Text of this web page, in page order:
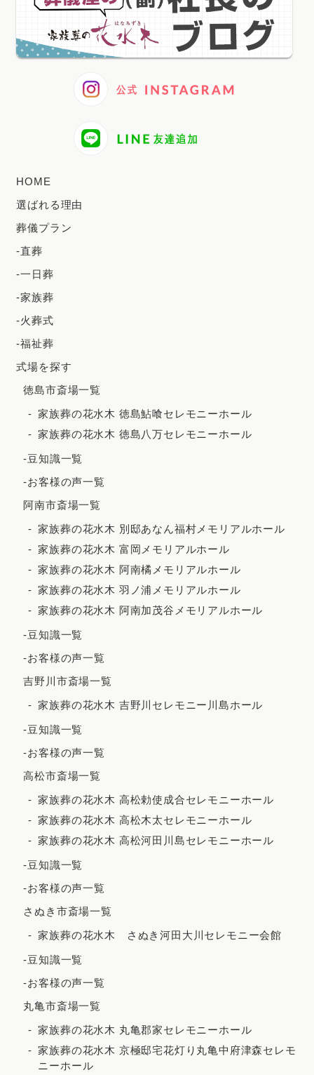
2025年1月
2024年12月
2024年11月
2024年6月
2024年5月
2024年2月
2023年12月
2023年11月
2023年10月
2023年9月
2023年8月
2023年7月
2023年6月
2023年3月
2023年2月
2023年1月
2022年12月
2022年11月
2022年4月
2022年3月
2022年2月
2021年12月
2021年11月
2021年10月
2021年5月
2021年4月
HOME
選ばれる理由
葬儀プラン
-直葬
-一日葬
-家族葬
-火葬式
-福祉葬
式場を探す
徳島市斎場一覧
家族葬の花水木 徳島鮎喰セレモニーホール
家族葬の花水木 徳島八万セレモニーホール
-豆知識一覧
-お客様の声一覧
阿南市斎場一覧
家族葬の花水木 別邸あなん福村メモリアルホール
家族葬の花水木 富岡メモリアルホール
家族葬の花水木 阿南橘メモリアルホール
家族葬の花水木 羽ノ浦メモリアルホール
家族葬の花水木 阿南加茂谷メモリアルホール
-豆知識一覧
-お客様の声一覧
吉野川市斎場一覧
家族葬の花水木 吉野川セレモニー川島ホール
-豆知識一覧
-お客様の声一覧
高松市斎場一覧
家族葬の花水木 高松勅使成合セレモニーホール
家族葬の花水木 高松木太セレモニーホール
家族葬の花水木 高松河田川島セレモニーホール
-豆知識一覧
-お客様の声一覧
さぬき市斎場一覧
家族葬の花水木 さぬき河田大川セレモニー会館
-豆知識一覧
-お客様の声一覧
丸亀市斎場一覧
家族葬の花水木 丸亀郡家セレモニーホール
家族葬の花水木 京極邸宅花灯り丸亀中府津森セレモ
ニーホール